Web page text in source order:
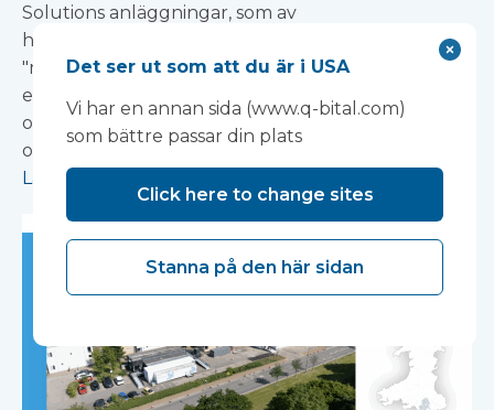
Solutions anläggningar, som av
hälsovårdsstyrelsens personal kallas ett
"minisjukhus", på rekordtid – bara sex veckor för
ett endoskopikomplex med dubbla procedurer
och nio veckor för en operationssvit med fyra
operatörer och två avdelningar.
Läs mer
Det ser ut som att du är i USA
Vi har en annan sida (www.q-bital.com)
som bättre passar din plats
Click here to change sites
Stanna på den här sidan